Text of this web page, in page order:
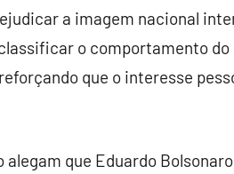
a imagem nacional
o comportamento
que o interesse
alegam que Eduardo